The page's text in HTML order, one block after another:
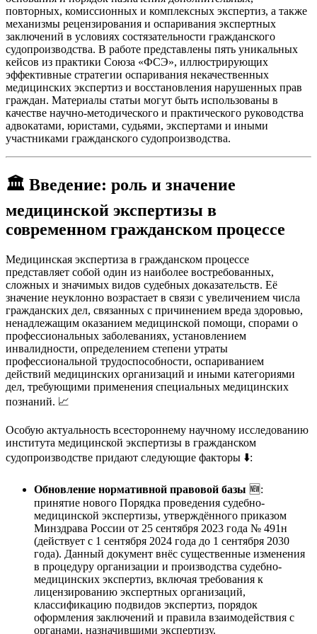
повторных, комиссионных и комплексных экспертиз, а также
механизмы рецензирования и оспаривания экспертных
заключений в условиях состязательности гражданского
судопроизводства. В работе представлены пять уникальных
кейсов из практики Союза «ФСЭ», иллюстрирующих
эффективные стратегии оспаривания некачественных
медицинских экспертиз и восстановления нарушенных прав
граждан. Материалы статьи могут быть использованы в
качестве научно-методического и практического руководства
адвокатами, юристами, судьями, экспертами и иными
участниками гражданского судопроизводства.
🏛️ Введение: роль и значение
медицинской экспертизы в
современном гражданском процессе
Медицинская экспертиза в гражданском процессе
представляет собой один из наиболее востребованных,
сложных и значимых видов судебных доказательств. Её
значение неуклонно возрастает в связи с увеличением числа
гражданских дел, связанных с причинением вреда здоровью,
ненадлежащим оказанием медицинской помощи, спорами о
профессиональных заболеваниях, установлением
инвалидности, определением степени утраты
профессиональной трудоспособности, оспариванием
действий медицинских организаций и иными категориями
дел, требующими применения специальных медицинских
познаний. 📈
Особую актуальность всестороннему научному исследованию
института медицинской экспертизы в гражданском
судопроизводстве придают следующие факторы ⬇️:
Обновление нормативной правовой базы 🆕:
принятие нового Порядка проведения судебно-
медицинской экспертизы, утверждённого приказом
Минздрава России от 25 сентября 2023 года № 491н
(действует с 1 сентября 2024 года до 1 сентября 2030
года). Данный документ внёс существенные изменения
в процедуру организации и производства судебно-
медицинских экспертиз, включая требования к
лицензированию экспертных организаций,
классификацию подвидов экспертиз, порядок
оформления заключений и правила взаимодействия с
органами, назначившими экспертизу.